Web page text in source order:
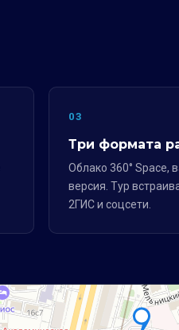
03
Три формата
Облако 360° Space,
версия. Тур
2ГИС и соцсети.